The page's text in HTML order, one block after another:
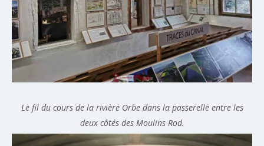
Le fil du cours de la rivière Orbe dans la passerelle entre les
deux côtés des Moulins Rod.